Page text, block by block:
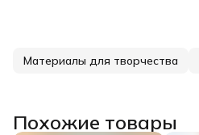
Материалы для творчества
Похожие товары